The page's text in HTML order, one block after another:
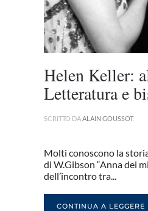
Helen Keller:
Letteratura e
SCRITTO DAALAIN GOUSSOT.
Molti conoscono la
di W.Gibson “Anna dei
dell’incontro tra...
CONTINUA A LEGGERE